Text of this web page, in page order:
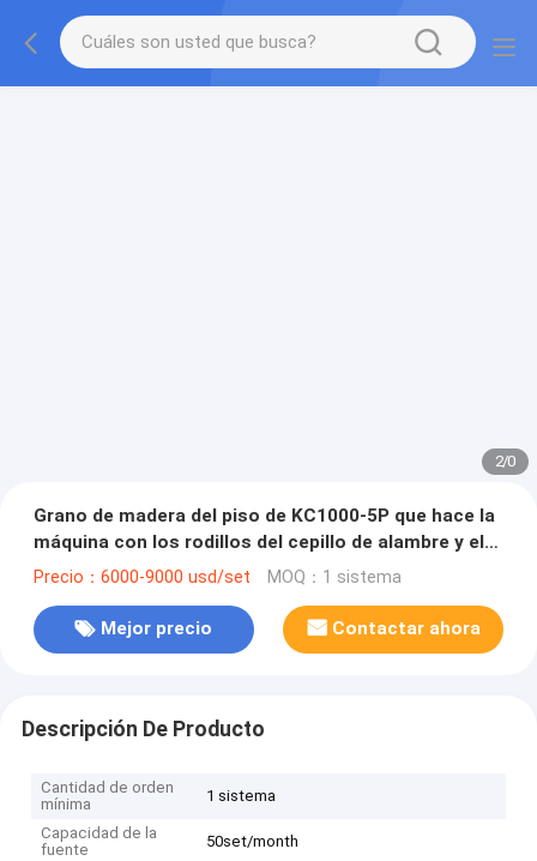
2/0
Grano de madera del piso de KC1000-5P que hace la
máquina con los rodillos del cepillo de alambre y el
rodillo del cepillo de Du Pont
Precio：6000-9000 usd/set MOQ：1 sistema
Mejor precio Contactar ahora
Descripción De Producto
Cantidad de orden
mínima
1 sistema
Capacidad de la
fuente
50set/month